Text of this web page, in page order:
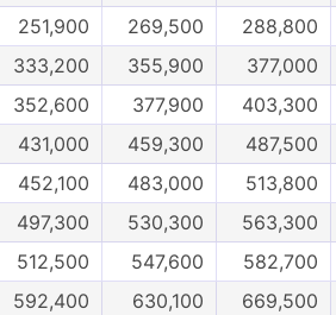
251,900 269,500 288,800
333,200 355,900 377,000
352,600 377,900 403,300
431,000 459,300 487,500
452,100 483,000 513,800
497,300 530,300 563,300
512,500 547,600 582,700
592,400 630,100 669,500